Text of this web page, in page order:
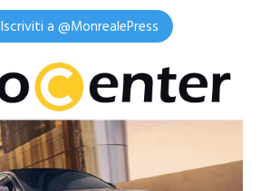
Iscriviti a @MonrealePress